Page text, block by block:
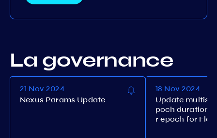
La governance
21 Nov 2024
Nexus Params Update
18 Nov 2024
Update
poch duration
r epoch for